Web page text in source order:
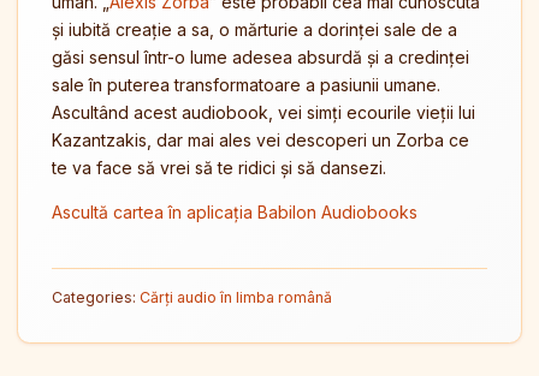
și iubită creație a sa, o mărturie a dorinței sale de a
găsi sensul într-o lume adesea absurdă și a credinței
sale în puterea transformatoare a pasiunii umane.
Ascultând acest audiobook, vei simți ecourile vieții lui
Kazantzakis, dar mai ales vei descoperi un Zorba ce
te va face să vrei să te ridici și să dansezi.
Ascultă cartea în aplicația Babilon Audiobooks
Categories: Cărți audio în limba română